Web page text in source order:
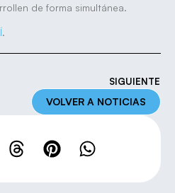
de forma simultánea.
.
SIGUIENTE
VOLVER A NOTICIAS